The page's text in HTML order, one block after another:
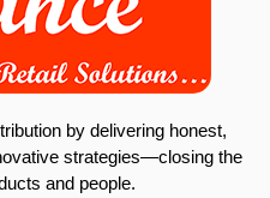
by delivering honest,
strategies—closing the
and people.